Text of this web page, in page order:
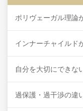
ポリヴェーガル理論
インナーチャイルド
自分を大切にできな
過保護・過干渉の違